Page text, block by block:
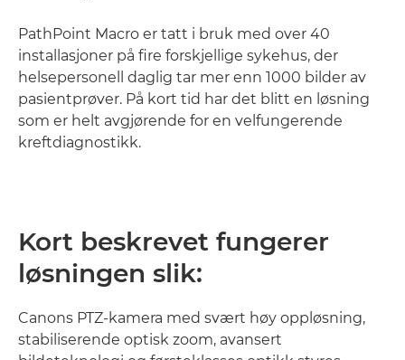
PathPoint Macro er tatt i bruk med over 40
installasjoner på fire forskjellige sykehus, der
helsepersonell daglig tar mer enn 1000 bilder av
pasientprøver. På kort tid har det blitt en løsning
som er helt avgjørende for en velfungerende
kreftdiagnostikk.
Kort beskrevet fungerer
løsningen slik:
Canons PTZ-kamera med svært høy oppløsning,
stabiliserende optisk zoom, avansert